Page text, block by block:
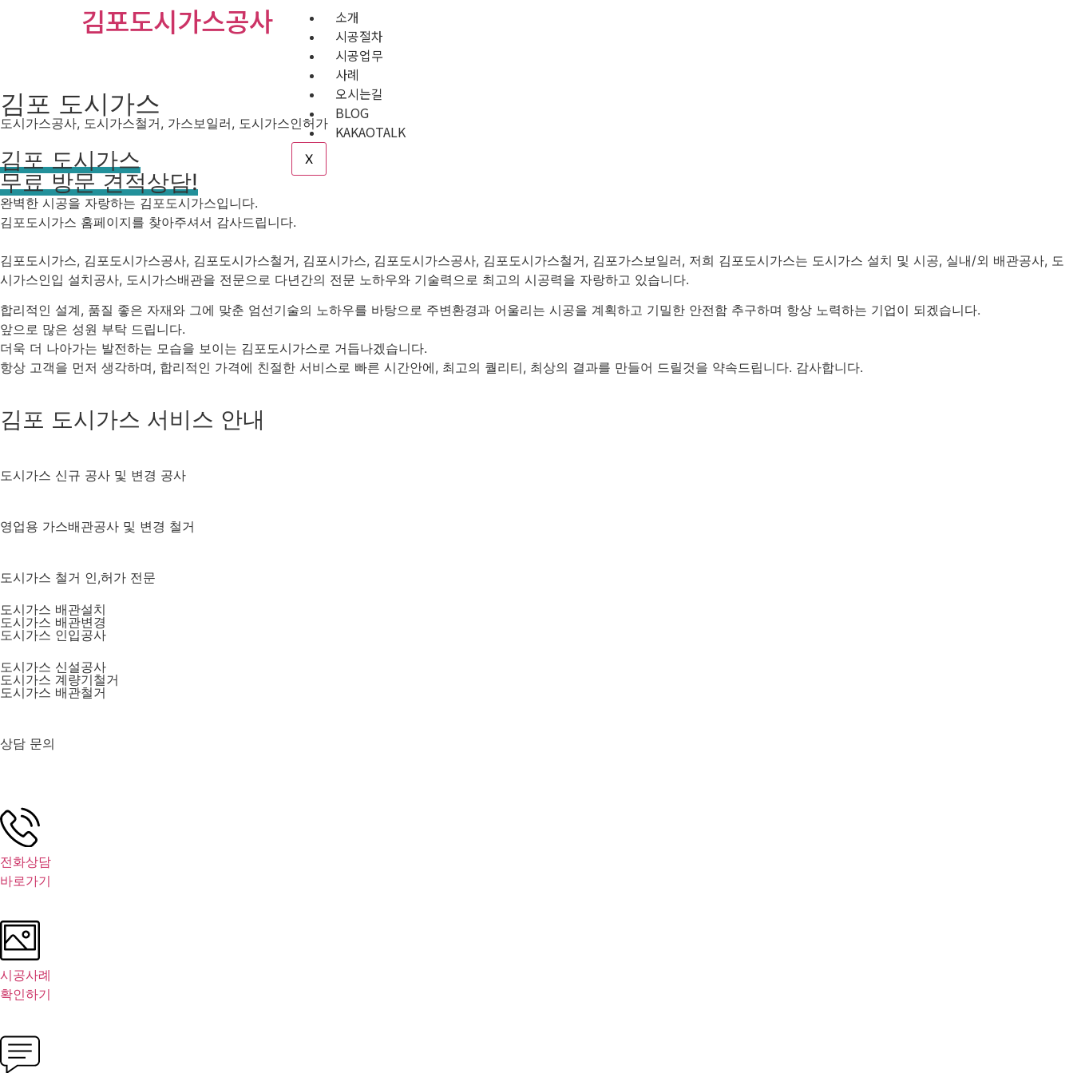
김포도시가스공사
소개
시공절차
시공업무
사례
오시는길
BLOG
KAKAOTALK
X
김포 도시가스
도시가스공사, 도시가스철거, 가스보일러, 도시가스인허가
김포 도시가스
무료 방문 견적상담!
완벽한 시공을 자랑하는 김포도시가스입니다.
김포도시가스 홈페이지를 찾아주셔서 감사드립니다.
김포도시가스, 김포도시가스공사, 김포도시가스철거, 김포시가스, 김포도시가스공사, 김포도시가스철거, 김포가스보일러, 저희 김포도시가스는 도시가스 설치 및 시공, 실내/외 배관공사, 도
시가스인입 설치공사, 도시가스배관을 전문으로 다년간의 전문 노하우와 기술력으로 최고의 시공력을 자랑하고 있습니다.
합리적인 설계, 품질 좋은 자재와 그에 맞춘 엄선기술의 노하우를 바탕으로 주변환경과 어울리는 시공을 계획하고 기밀한 안전함 추구하며 항상 노력하는 기업이 되겠습니다.
앞으로 많은 성원 부탁 드립니다.
더욱 더 나아가는 발전하는 모습을 보이는 김포도시가스로 거듭나겠습니다.
항상 고객을 먼저 생각하며, 합리적인 가격에 친절한 서비스로 빠른 시간안에, 최고의 퀄리티, 최상의 결과를 만들어 드릴것을 약속드립니다. 감사합니다.
김포 도시가스 서비스 안내
도시가스 신규 공사 및 변경 공사
영업용 가스배관공사 및 변경 철거
도시가스 철거 인,허가 전문
도시가스 배관설치
도시가스 배관변경
도시가스 인입공사
도시가스 신설공사
도시가스 계량기철거
도시가스 배관철거
상담 문의
전화상담
바로가기
시공사례
확인하기